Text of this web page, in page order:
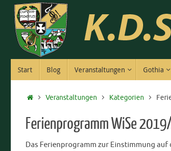
Zum
Inhalt
springen
Inhalt
Start Blog Veranstaltungen Gothia
StartVeranstaltungen Kategorien
Ferienprogramm WiSe
Das Ferienprogramm zur Einstimmung auf